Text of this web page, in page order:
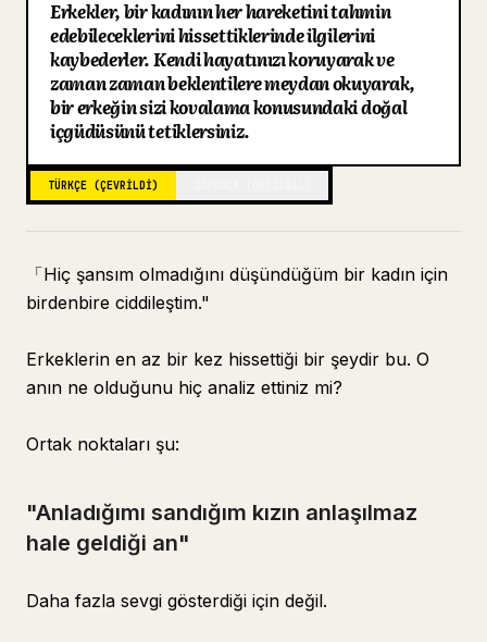
Blog
Güncellemeler
Erkekler, bir kadının her hareketini tahmin
edebileceklerini hissettiklerinde ilgilerini
kaybederler. Kendi hayatınızı koruyarak ve
zaman zaman beklentilere meydan okuyarak,
bir erkeğin sizi kovalama konusundaki doğal
içgüdüsünü tetiklersiniz.
TÜRKÇE (ÇEVRILDI)
「Hiç şansım olmadığını düşündüğüm bir kadın için
birdenbire ciddileştim."
Erkeklerin en az bir kez hissettiği bir şeydir bu. O
anın ne olduğunu hiç analiz ettiniz mi?
Ortak noktaları şu:
"Anladığımı sandığım kızın anlaşılmaz
hale geldiği an"
Daha fazla sevgi gösterdiği için değil.